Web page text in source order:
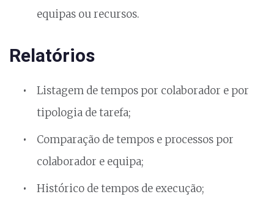
equipas ou recursos.
Relatórios
Listagem de tempos por colaborador e por
tipologia de tarefa;
Comparação de tempos e processos por
colaborador e equipa;
Histórico de tempos de execução;